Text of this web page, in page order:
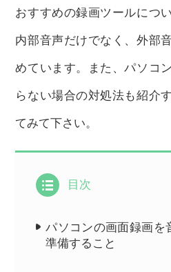
おすすめの録画ツールにつ
内部音声だけでなく、外部
めています。また、パソコ
らない場合の対処法も紹介
てみて下さい。
目次
パソコンの画面録画を
準備すること